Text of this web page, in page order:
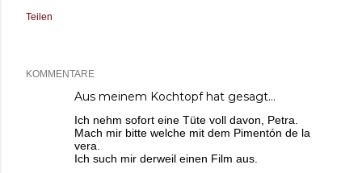
Teilen
KOMMENTARE
Aus meinem Kochtopfhat gesagt…
Ich nehm sofort eine Tüte voll davon, Petra.
Mach mir bitte welche mit dem Pimentón de la
vera.
Ich such mir derweil einen Film aus.